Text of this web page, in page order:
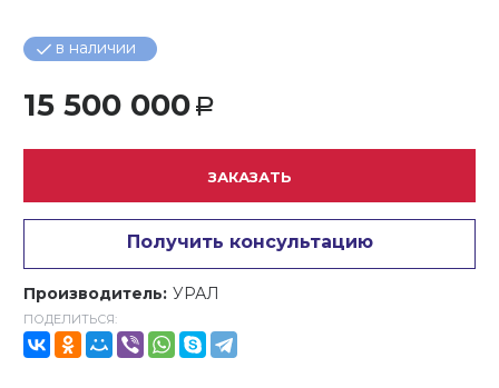
в наличии
15 500 000 Р
ЗАКАЗАТЬ
Получить консультацию
Производитель: УРАЛ
ПОДЕЛИТЬСЯ: